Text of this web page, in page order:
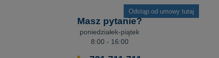
Odstąp od umowy tutaj
Masz pytanie?
poniedziałek-piątek
8:00 - 16:00